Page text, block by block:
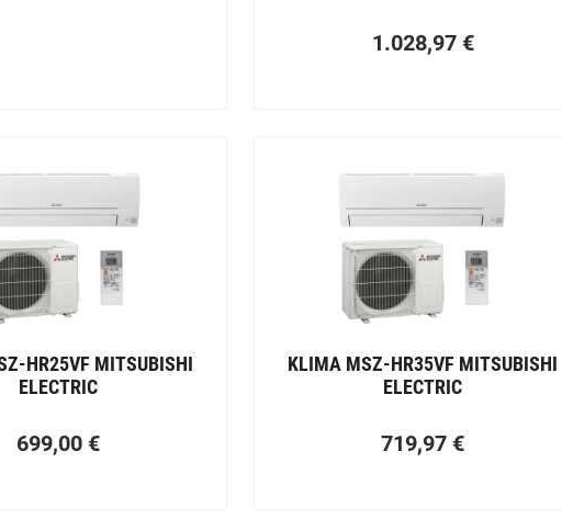
1.028,97 €
HR25VF MITSUBISHI
ELECTRIC
699,00 €
KLIMA MSZ-HR35VF MITSUBISHI
ELECTRIC
719,97 €